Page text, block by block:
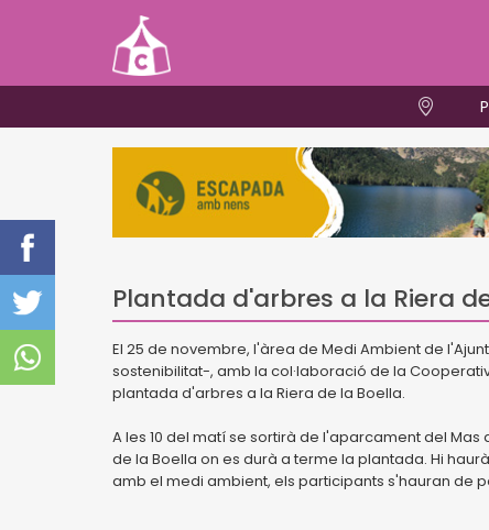
Plantada d'arbres a la Riera
El 25 de novembre, l'àrea de Medi Ambient de
sostenibilitat-, amb la col·laboració de la
plantada d'arbres a la Riera de la Boella.
A les 10 del matí se sortirà de l'aparcament del
de la Boella on es durà a terme la plantada. Hi
amb el medi ambient, els participants s'hauran de